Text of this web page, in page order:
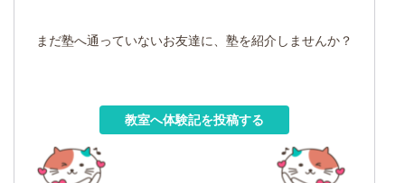
まだ塾へ通っていないお友達に、塾を紹介しませんか？
教室へ体験記を投稿する